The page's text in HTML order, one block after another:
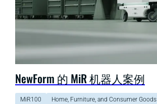
NewForm 的 MiR 机器人案例
MiR100 Home, Furniture, and Consumer Goods